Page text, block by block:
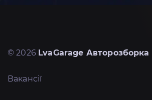
© 2026 LvaGarage Авторозборка
Вакансії